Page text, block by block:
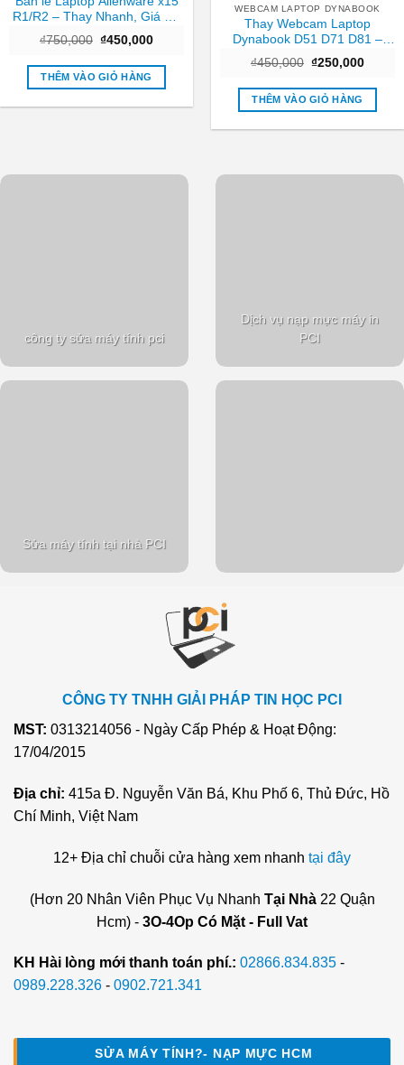
R1/R2 – Thay Nhanh, Giá Rẻ
₫750,000 Giá
là:
₫750,000.
₫450,000Giá
tại
₫450,000.
THÊM VÀO GIỎ HÀNG
WEBCAM LAPTOP DYNABOOK
Thay Webcam Laptop
Dynabook D51 D71 D81 –
TPHCM
₫450,000 Giá
là:
₫450,000.
₫250,000Giá
tại
THÊM VÀO GIỎ HÀNG
công ty sửa máy tính pci
Dịch vụ nạp mực máy in
PCI
Sửa máy tính tại nhà PCI
CÔNG TY TNHH GIẢI PHÁP TIN HỌC PCI
MST: 0313214056 - Ngày Cấp Phép & Hoạt Động:
17/04/2015
Địa chỉ: 415a Đ. Nguyễn Văn Bá, Khu Phố 6, Thủ Đức, Hồ
Chí Minh, Việt Nam
12+ Địa chỉ chuỗi cửa hàng xem nhanh tại đây
(Hơn 20 Nhân Viên Phục Vụ Nhanh Tại Nhà22 Quận
Hcm) - 3O-4Op Có Mặt - Full Vat
KH Hài lòng mới thanh toán phí.: 02866.834.835 -
0989.228.326 - 0902.721.341
SỬA MÁY TÍNH?- NẠP MỰC HCM